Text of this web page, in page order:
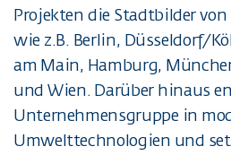
Projekten die Stadtbilder
wie z.B. Berlin, Düsseldorf/
am Main, Hamburg,
und Wien. Darüber hinaus
Unternehmensgruppe in
Umwelttechnologien und